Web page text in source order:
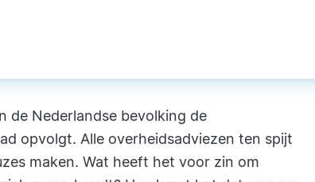
de Nederlandse bevolking de
opvolgt. Alle overheidsadviezen ten spijt
maken. Wat heeft het voor zin om